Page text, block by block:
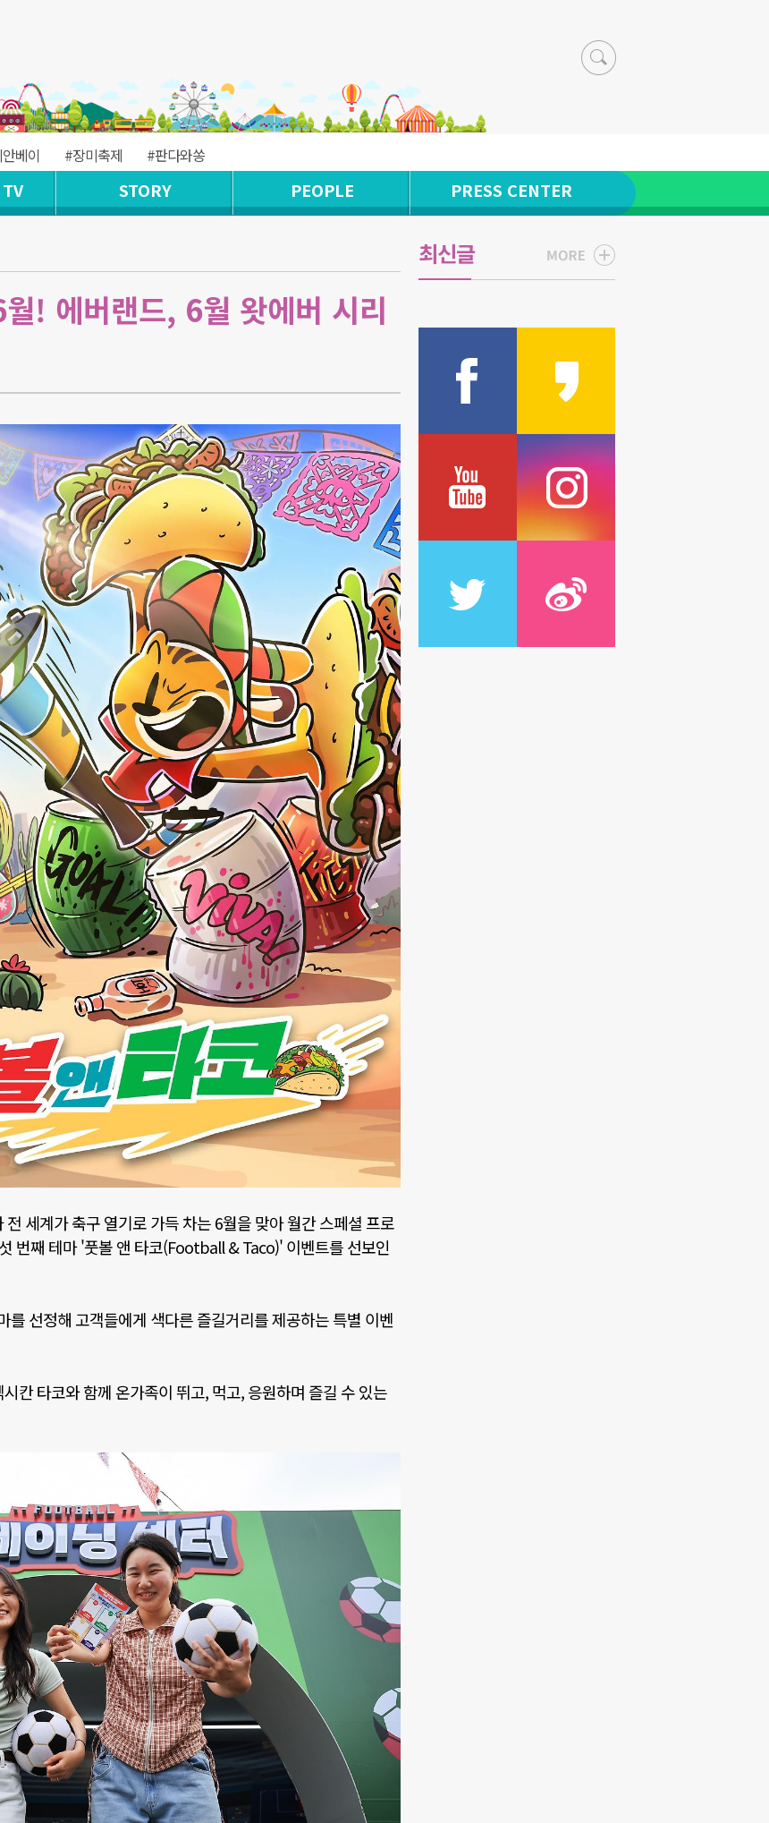
베이 #장미축제 #판다와쏭
STORY PEOPLE PRESS CENTER
! 에버랜드, 6월 왓에버 시리
세계가 축구 열기로 가득 차는6월을 맞아 월간 스페셜 프로
번째 테마'풋볼 앤 타코(Football & Taco)'이벤트를 선보인
선정해 고객들에게 색다른 즐길거리를 제공하는 특별 이벤
칸 타코와 함께 온가족이 뛰고,먹고,응원하며 즐길 수 있는
최신글